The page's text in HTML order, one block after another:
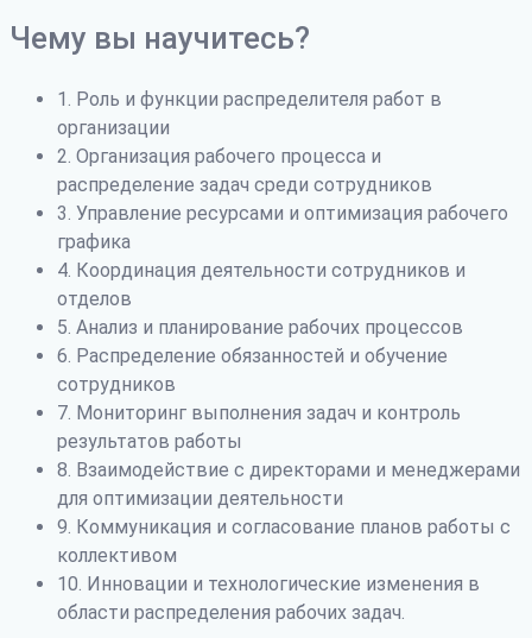
Чему вы научитесь?
1. Роль и функции распределителя работ в
организации
2. Организация рабочего процесса и
распределение задач среди сотрудников
3. Управление ресурсами и оптимизация рабочего
графика
4. Координация деятельности сотрудников и
отделов
5. Анализ и планирование рабочих процессов
6. Распределение обязанностей и обучение
сотрудников
7. Мониторинг выполнения задач и контроль
результатов работы
8. Взаимодействие с директорами и менеджерами
для оптимизации деятельности
9. Коммуникация и согласование планов работы с
коллективом
10. Инновации и технологические изменения в
области распределения рабочих задач.